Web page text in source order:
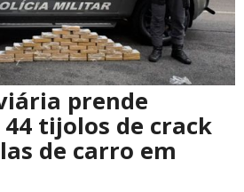
prende
tijolos de crack
de carro em